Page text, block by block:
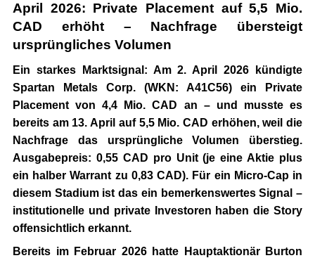
April 2026: Private Placement auf 5,5 Mio.
CAD erhöht – Nachfrage übersteigt
ursprüngliches Volumen
Ein starkes Marktsignal: Am 2. April 2026 kündigte
Spartan Metals Corp. (WKN: A41C56) ein Private
Placement von 4,4 Mio. CAD an – und musste es
bereits am 13. April auf 5,5 Mio. CAD erhöhen, weil die
Nachfrage das ursprüngliche Volumen überstieg.
Ausgabepreis: 0,55 CAD pro Unit(je eine Aktie plus
ein halber Warrant zu 0,83 CAD). Für ein Micro-Cap in
diesem Stadium ist das ein bemerkenswertes Signal –
institutionelle und private Investoren haben die Story
offensichtlich erkannt.
Bereits im Februar 2026 hatte Hauptaktionär Burton